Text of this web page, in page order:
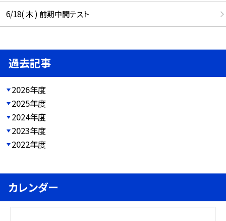
6/18( 木 ) 前期中間テスト
過去記事
2026年度
2025年度
2024年度
2023年度
2022年度
カレンダー